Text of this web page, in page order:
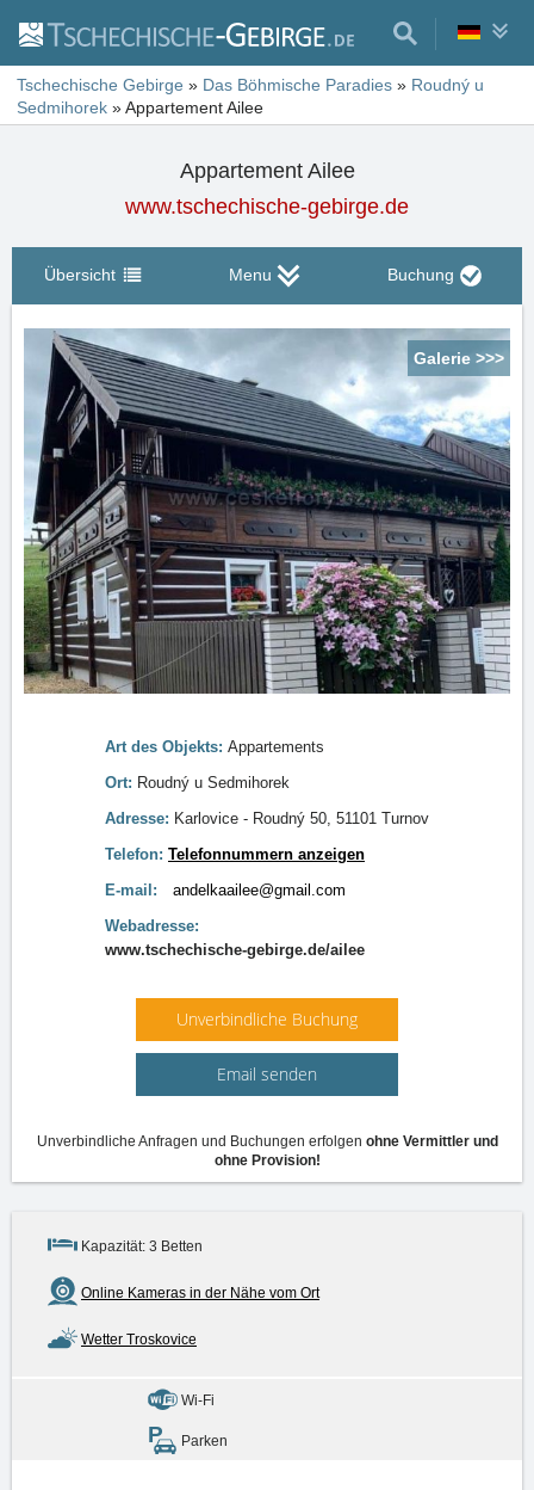
Tschechische Gebirge » Das Böhmische Paradies » Roudný u
Sedmihorek »Appartement Ailee
Appartement Ailee
www.tschechische-gebirge.de
Übersicht Menu Buchung
Galerie >>>
Art des Objekts: Appartements
Ort: Roudný u Sedmihorek
Adresse: Karlovice - Roudný 50, 51101 Turnov
Telefon: Telefonnummern anzeigen
E-mail:
andelkaailee@gmail.com
Webadresse:
www.tschechische-gebirge.de/ailee
Unverbindliche Buchung
Email senden
Unverbindliche Anfragen und Buchungen erfolgen ohne Vermittler und
ohne Provision!
Kapazität: 3 Betten
Online Kameras in der Nähe vom Ort
Wetter Troskovice
Wi-Fi
Parken